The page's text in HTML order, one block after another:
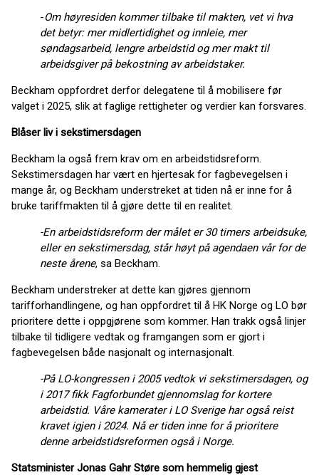
-Om høyresiden kommer tilbake til makten, vet vi hva
det betyr: mer midlertidighet og innleie, mer
søndagsarbeid, lengre arbeidstid og mer makt til
arbeidsgiver på bekostning av arbeidstaker.
Beckham oppfordret derfor delegatene til å mobilisere før
valget i 2025, slik at faglige rettigheter og verdier kan forsvares.
Blåser liv i sekstimersdagen
Beckham la også frem krav om en arbeidstidsreform.
Sekstimersdagen har vært en hjertesak for fagbevegelsen i
mange år, og Beckham understreket at tiden nå er inne for å
bruke tariffmakten til å gjøre dette til en realitet.
-En arbeidstidsreform der målet er 30 timers arbeidsuke,
eller en sekstimersdag, står høyt på agendaen vår for de
neste årene, sa Beckham.
Beckham understreker at dette kan gjøres gjennom
tarifforhandlingene, og han oppfordret til å HK Norge og LO bør
prioritere dette i oppgjørene som kommer. Han trakk også linjer
tilbake til tidligere vedtak og framgangen som er gjort i
fagbevegelsen både nasjonalt og internasjonalt.
-På LO-kongressen i 2005 vedtok vi sekstimersdagen, og
i 2017 fikk Fagforbundet gjennomslag for kortere
arbeidstid. Våre kamerater i LO Sverige har også reist
kravet igjen i 2024. Nå er tiden inne for å prioritere
denne arbeidstidsreformen også i Norge.
Statsminister Jonas Gahr Støre som hemmelig gjest